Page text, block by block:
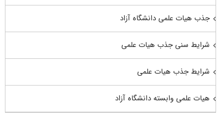
جذب هیات علمی دانشگاه آزاد
شرایط سنی جذب هیات علمی
شرایط جذب هیات علمی
هیات علمی وابسته دانشگاه آزاد